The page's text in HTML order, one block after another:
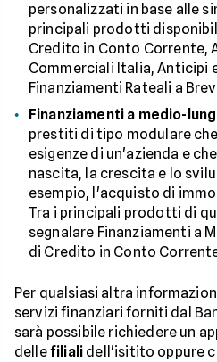
personalizzati in base alle
principali prodotti
Credito in Conto Corrente,
Commerciali Italia, Anticipi
Finanziamenti Rateali a
Finanziamenti a medio-
prestiti di tipo modulare
esigenze di un'azienda e
nascita, la crescita e lo
esempio, l'acquisto di
Tra i principali prodotti di
segnalare Finanziamenti a
di Credito in Conto Corrente
Per qualsiasi altra
servizi finanziari forniti dal
sarà possibile richiedere un
dellefiliali dell'isitito oppure